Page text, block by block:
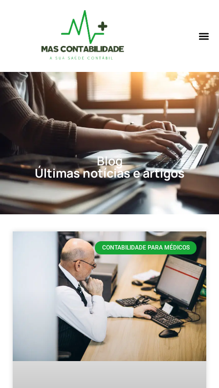
Blog
Últimas notícias e artigos
CONTABILIDADE PARA MÉDICOS